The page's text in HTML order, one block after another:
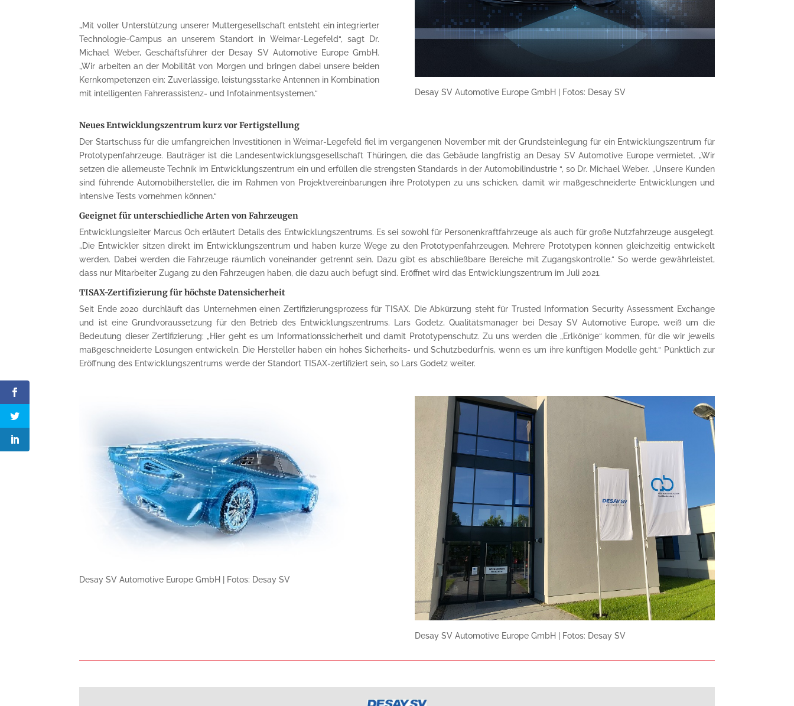
„Mit voller Unterstützung unserer Muttergesellschaft entsteht ein integrierter
Technologie-Campus an unserem Standort in Weimar-Legefeld“, sagt Dr.
Michael Weber, Geschäftsführer der Desay SV Automotive Europe GmbH.
„Wir arbeiten an der Mobilität von Morgen und bringen dabei unsere beiden
Kernkompetenzen ein: Zuverlässige, leistungsstarke Antennen in Kombination
mit intelligenten Fahrerassistenz- und Infotainmentsystemen.“
Desay SV Automotive Europe GmbH | Fotos: Desay SV
Neues Entwicklungszentrum kurz vor Fertigstellung
Der Startschuss für die umfangreichen Investitionen in Weimar-Legefeld fiel im vergangenen November mit der Grundsteinlegung für ein Entwicklungszentrum für
Prototypenfahrzeuge. Bauträger ist die Landesentwicklungsgesellschaft Thüringen, die das Gebäude langfristig an Desay SV Automotive Europe vermietet. „Wir
setzen die allerneuste Technik im Entwicklungszentrum ein und erfüllen die strengsten Standards in der Automobilindustrie “, so Dr. Michael Weber. „Unsere Kunden
sind führende Automobilhersteller, die im Rahmen von Projektvereinbarungen ihre Prototypen zu uns schicken, damit wir maßgeschneiderte Entwicklungen und
intensive Tests vornehmen können.“
Geeignet für unterschiedliche Arten von Fahrzeugen
Entwicklungsleiter Marcus Och erläutert Details des Entwicklungszentrums. Es sei sowohl für Personenkraftfahrzeuge als auch für große Nutzfahrzeuge ausgelegt.
„Die Entwickler sitzen direkt im Entwicklungszentrum und haben kurze Wege zu den Prototypenfahrzeugen. Mehrere Prototypen können gleichzeitig entwickelt
werden. Dabei werden die Fahrzeuge räumlich voneinander getrennt sein. Dazu gibt es abschließbare Bereiche mit Zugangskontrolle.“ So werde gewährleistet,
dass nur Mitarbeiter Zugang zu den Fahrzeugen haben, die dazu auch befugt sind. Eröffnet wird das Entwicklungszentrum im Juli 2021.
TISAX-Zertifizierung für höchste Datensicherheit
Seit Ende 2020 durchläuft das Unternehmen einen Zertifizierungsprozess für TISAX. Die Abkürzung steht für Trusted Information Security Assessment Exchange
und ist eine Grundvoraussetzung für den Betrieb des Entwicklungszentrums. Lars Godetz, Qualitätsmanager bei Desay SV Automotive Europe, weiß um die
Bedeutung dieser Zertifizierung: „Hier geht es um Informationssicherheit und damit Prototypenschutz. Zu uns werden die „Erlkönige“ kommen, für die wir jeweils
maßgeschneiderte Lösungen entwickeln. Die Hersteller haben ein hohes Sicherheits- und Schutzbedürfnis, wenn es um ihre künftigen Modelle geht.“ Pünktlich zur
Eröffnung des Entwicklungszentrums werde der Standort TISAX-zertifiziert sein, so Lars Godetz weiter.
Desay SV Automotive Europe GmbH | Fotos: Desay SV
Desay SV Automotive Europe GmbH | Fotos: Desay SV